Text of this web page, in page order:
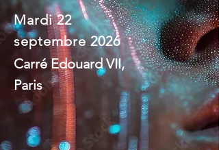
Mardi 22
septembre 2026
Carré Edouard VII,
Paris